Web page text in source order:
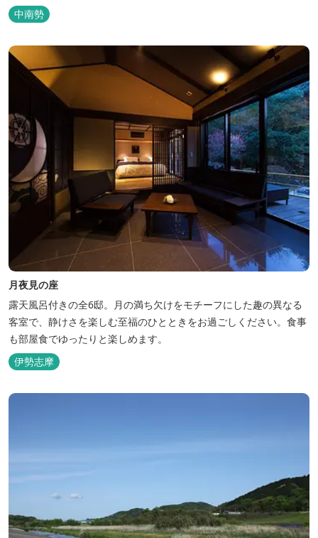
中南勢
月夜見の座
露天風呂付きの全6邸。月の満ち欠けをモチーフにした趣の異なる
客室で、静けさを楽しむ至福のひとときをお過ごしください。食事
も部屋食でゆったりと楽しめます。
伊勢志摩